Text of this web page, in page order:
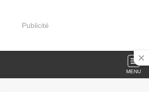
Publicité
MENU